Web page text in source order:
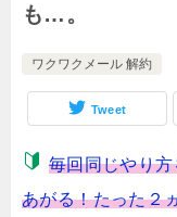
も…。
ワクワクメール 解約
Tweet
毎回同じやり
あがる！たった２